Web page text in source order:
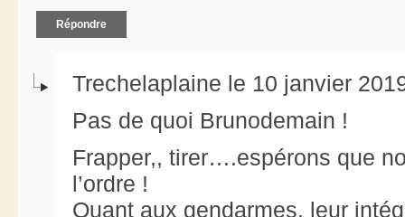
Répondre
Trechelaplaine le 10 janvier
Pas de quoi Brunodemain !
Frapper,, tirer….espérons que
l’ordre !
Quant aux gendarmes, leur